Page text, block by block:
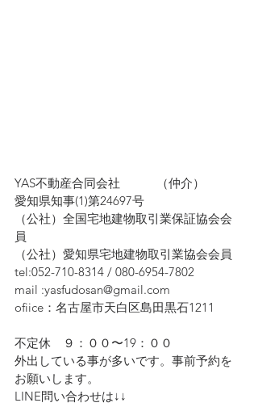
YAS不動産合同会社　　　（仲介）
愛知県知事(1)第24697号
（公社）全国宅地建物取引業保証協会会
員
（公社）愛知県宅地建物取引業協会会員
tel:052-710-8314 / 080-6954-7802
mail :yasfudosan@gmail.com
ofiice：名古屋市天白区島田黒石1211
不定休　９：００〜19：００
外出している事が多いです。事前予約を
お願いします。
LINE問い合わせは↓↓